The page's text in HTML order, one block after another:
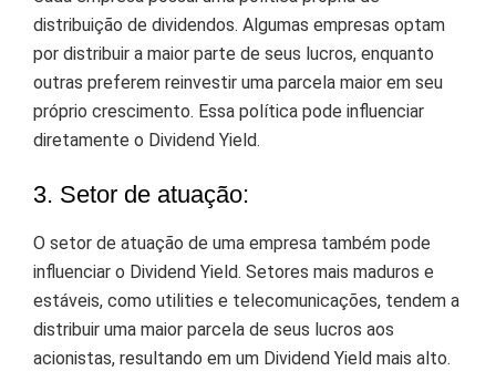
distribuição de dividendos. Algumas empresas optam
por distribuir a maior parte de seus lucros, enquanto
outras preferem reinvestir uma parcela maior em seu
próprio crescimento. Essa política pode influenciar
diretamente o Dividend Yield.
3. Setor de atuação:
O setor de atuação de uma empresa também pode
influenciar o Dividend Yield. Setores mais maduros e
estáveis, como utilities e telecomunicações, tendem a
distribuir uma maior parcela de seus lucros aos
acionistas, resultando em um Dividend Yield mais alto.